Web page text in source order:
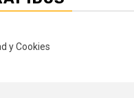
y Cookies